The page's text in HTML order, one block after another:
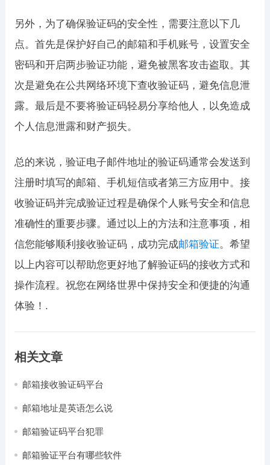
另外，为了确保验证码的安全性，需要注意以下几
点。首先是保护好自己的邮箱和手机账号，设置安全
密码和开启两步验证功能，避免被黑客攻击盗取。其
次是避免在公共网络环境下查收验证码，避免信息泄
露。最后是不要将验证码轻易分享给他人，以免造成
个人信息泄露和财产损失。
总的来说，验证电子邮件地址的验证码通常会发送到
注册时填写的邮箱、手机短信或者第三方应用中。接
收验证码并完成验证过程是确保个人账号安全和信息
准确性的重要步骤。通过以上的方法和注意事项，相
信您能够顺利接收验证码，成功完成邮箱验证。希望
以上内容可以帮助您更好地了解验证码的接收方式和
操作流程。祝您在网络世界中保持安全和便捷的沟通
体验！.
相关文章
邮箱接收验证码平台
邮箱地址是英语怎么说
邮箱验证码平台犯罪
邮箱验证平台有哪些软件